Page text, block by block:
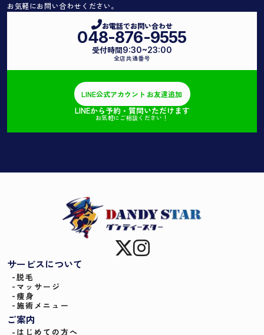
お気軽にお問い合わせください。
お電話でお問い合わせ
048-876-9555
受付時間9:30~23:00
全店共通番号
LINE公式アカウント お友達追加
LINEから予約・質問いただけます
お気軽にご相談ください！
サービスについて
-脱毛
- マッサージ
-痩身
- 施術メニュー
ご案内
- はじめての方へ